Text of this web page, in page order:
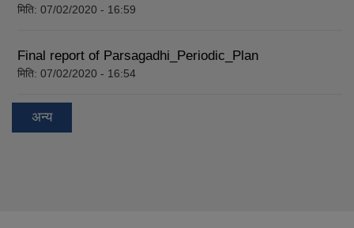
मिति: 07/02/2020 - 16:59
Final report of Parsagadhi_Periodic_Plan
मिति: 07/02/2020 - 16:54
अन्य